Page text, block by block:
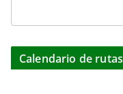
Calendario de rutas